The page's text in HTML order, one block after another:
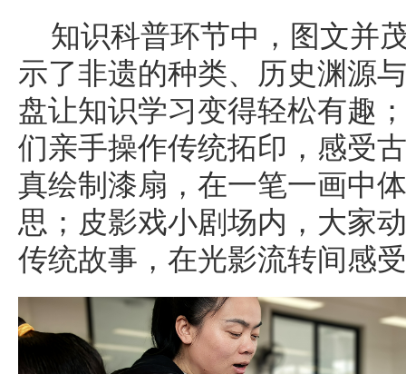
知识科普环节中，图文并
示了非遗的种类、历史渊源
盘让知识学习变得轻松有趣
们亲手操作传统拓印，感受
真绘制漆扇，在一笔一画中
思；皮影戏小剧场内，大家
传统故事，在光影流转间感